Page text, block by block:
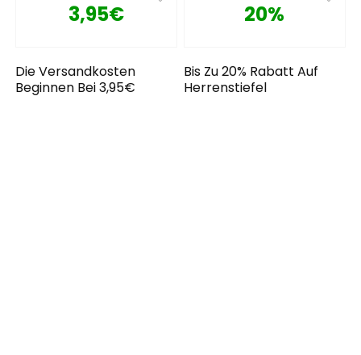
3,95€
Die Versandkosten
Beginnen Bei 3,95€
20%
Bis Zu 20% Rabatt Auf
Herrenstiefel